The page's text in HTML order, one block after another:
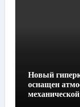
Новый
оснащен